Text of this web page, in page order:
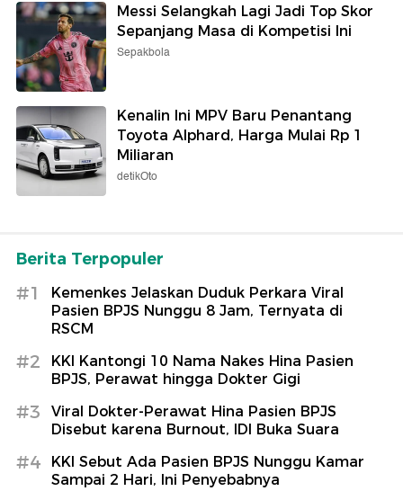
Messi Selangkah Lagi Jadi Top Skor
Sepanjang Masa di Kompetisi Ini
Sepakbola
Kenalin Ini MPV Baru Penantang
Toyota Alphard, Harga Mulai Rp 1
Miliaran
detikOto
Berita Terpopuler
#1
Kemenkes Jelaskan Duduk Perkara Viral
Pasien BPJS Nunggu 8 Jam, Ternyata di
RSCM
#2
KKI Kantongi 10 Nama Nakes Hina Pasien
BPJS, Perawat hingga Dokter Gigi
#3
Viral Dokter-Perawat Hina Pasien BPJS
Disebut karena Burnout, IDI Buka Suara
#4
KKI Sebut Ada Pasien BPJS Nunggu Kamar
Sampai 2 Hari, Ini Penyebabnya